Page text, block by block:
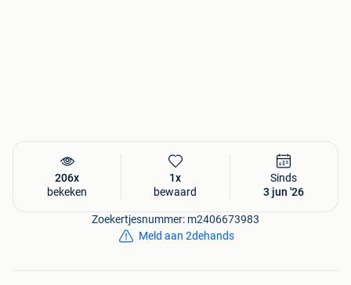
206x
bekeken
1x
bewaard
Sinds
3 jun '26
Zoekertjesnummer: m2406673983
Meld aan 2dehands